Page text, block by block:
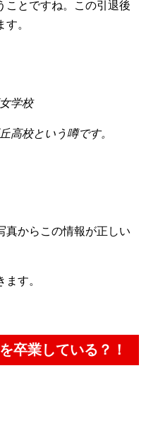
ことですね。この引退後
。
学校
高校という噂です。
真からこの情報が正しい
す。
卒業している？！